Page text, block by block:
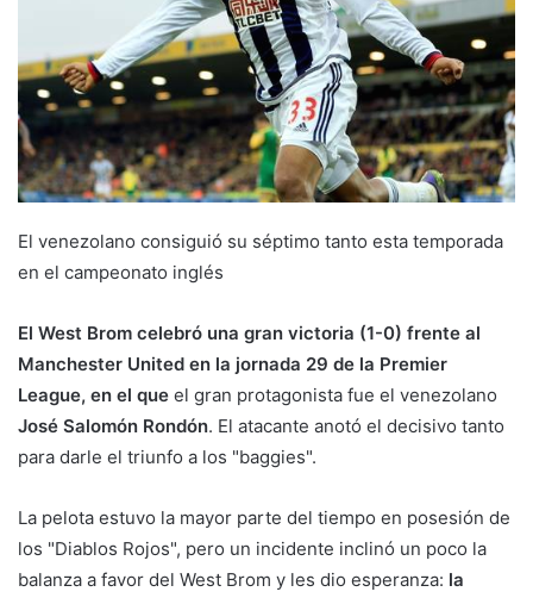
El venezolano consiguió su séptimo tanto esta temporada
en el campeonato inglés
El West Brom celebró una gran victoria (1-0) frente al
Manchester United en la jornada 29 de la Premier
League, en el que el gran protagonista fue el venezolano
José Salomón Rondón. El atacante anotó el decisivo tanto
para darle el triunfo a los "baggies".
La pelota estuvo la mayor parte del tiempo en posesión de
los "Diablos Rojos", pero un incidente inclinó un poco la
balanza a favor del West Brom y les dio esperanza: la